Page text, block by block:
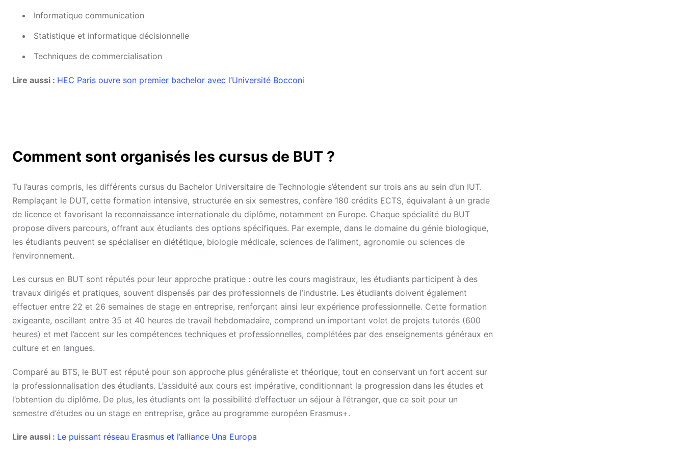
Informatique communication
Statistique et informatique décisionnelle
Techniques de commercialisation
Lire aussi : HEC Paris ouvre son premier bachelor avec l’Université Bocconi
Comment sont organisés les cursus de BUT ?
Tu l’auras compris, les différents cursus du Bachelor Universitaire de Technologie s’étendent sur trois ans au sein d’un IUT.
Remplaçant le DUT, cette formation intensive, structurée en six semestres, confère 180 crédits ECTS, équivalant à un grade
de licence et favorisant la reconnaissance internationale du diplôme, notamment en Europe. Chaque spécialité du BUT
propose divers parcours, offrant aux étudiants des options spécifiques. Par exemple, dans le domaine du génie biologique,
les étudiants peuvent se spécialiser en diététique, biologie médicale, sciences de l’aliment, agronomie ou sciences de
l’environnement.
Les cursus en BUT sont réputés pour leur approche pratique : outre les cours magistraux, les étudiants participent à des
travaux dirigés et pratiques, souvent dispensés par des professionnels de l’industrie. Les étudiants doivent également
effectuer entre 22 et 26 semaines de stage en entreprise, renforçant ainsi leur expérience professionnelle. Cette formation
exigeante, oscillant entre 35 et 40 heures de travail hebdomadaire, comprend un important volet de projets tutorés (600
heures) et met l’accent sur les compétences techniques et professionnelles, complétées par des enseignements généraux en
culture et en langues.
Comparé au BTS, le BUT est réputé pour son approche plus généraliste et théorique, tout en conservant un fort accent sur
la professionnalisation des étudiants. L’assiduité aux cours est impérative, conditionnant la progression dans les études et
l’obtention du diplôme. De plus, les étudiants ont la possibilité d’effectuer un séjour à l’étranger, que ce soit pour un
semestre d’études ou un stage en entreprise, grâce au programme européen Erasmus+.
Lire aussi : Le puissant réseau Erasmus et l’alliance Una Europa